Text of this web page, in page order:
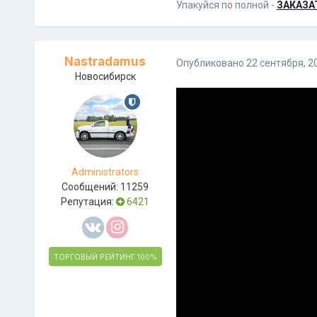
Упакуйся по полной -
Nastradamus
Новосибирск
Administrators
Сообщений: 11259
Репутация:
6421
ТОРГОВЫЙ РЕЙТИНГ 100%
Опубликовано 22 сентября,